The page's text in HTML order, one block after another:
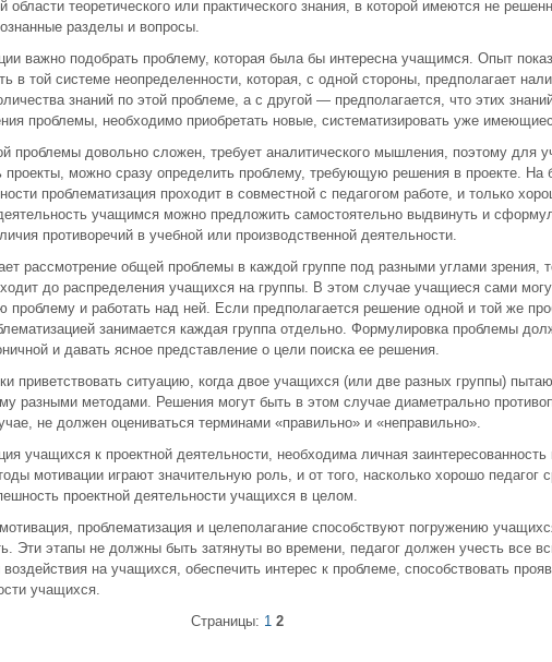
теоретического или практического знания, в которой имеются не
разделы и вопросы.
важно подобрать проблему, которая была бы интересна учащимся. Опыт
в той системе неопределенности, которая, с одной стороны, предполагает
знаний по этой проблеме, а с другой — предполагается, что этих
проблемы, необходимо приобретать новые, систематизировать уже
проблемы довольно сложен, требует аналитического мышления, поэтому для
можно сразу определить проблему, требующую решения в проекте. На
проблематизация проходит в совместной с педагогом работе, и только
учащимся можно предложить самостоятельно выдвинуть и
противоречий в учебной или производственной деятельности.
рассмотрение общей проблемы в каждой группе под разными углами зрения,
до распределения учащихся на группы. В этом случае учащиеся сами
проблему и работать над ней. Если предполагается решение одной и той же
занимается каждая группа отдельно. Формулировка проблемы
и давать ясное представление о цели поиска ее решения.
приветствовать ситуацию, когда двое учащихся (или две разных группы)
разными методами. Решения могут быть в этом случае диаметрально
не должен оцениваться терминами «правильно» и «неправильно».
учащихся к проектной деятельности, необходима личная
мотивации играют значительную роль, и от того, насколько хорошо педагог
проектной деятельности учащихся в целом.
проблематизация и целеполагание способствуют погружению
Эти этапы не должны быть затянуты во времени, педагог должен учесть все
воздействия на учащихся, обеспечить интерес к проблеме, способствовать
учащихся.
Страницы: 1 2